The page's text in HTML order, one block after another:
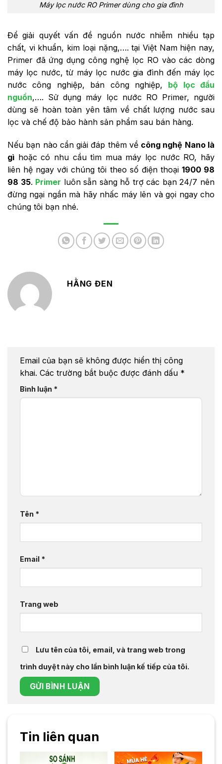
Máy lọc nước RO Primer dùng cho gia đình
Để giải quyết vấn đề nguồn nước nhiễm nhiều tạp
chất, vi khuẩn, kim loại nặng,…. tại Việt Nam hiện nay,
Primer đã ứng dụng công nghệ lọc RO vào các dòng
máy lọc nước, từ máy lọc nước gia đình đến máy lọc
nước công nghiệp, bán công nghiệp, bộ lọc đầu
nguồn,…. Sử dụng máy lọc nước RO Primer, người
dùng sẽ hoàn toàn yên tâm về chất lượng nước sau
lọc và chế độ bảo hành sản phẩm sau bán hàng.
Nếu bạn nào cần giải đáp thêm về công nghệ Nano là
gì hoặc có nhu cầu tìm mua máy lọc nước RO, hãy
liên hệ ngay với chúng tôi theo số điện thoại 1900 98
98 35. Primer luôn sẵn sàng hỗ trợ các bạn 24/7 nên
đừng ngại ngần mà hãy nhấc máy lên và gọi ngay cho
chúng tôi bạn nhé.
HẰNG ĐEN
Email của bạn sẽ không được hiển thị công
khai. Các trường bắt buộc được đánh dấu *
Bình luận *
Tên *
Email *
Trang web
Lưu tên của tôi, email, và trang web trong
trình duyệt này cho lần bình luận kế tiếp của tôi.
Tin liên quan